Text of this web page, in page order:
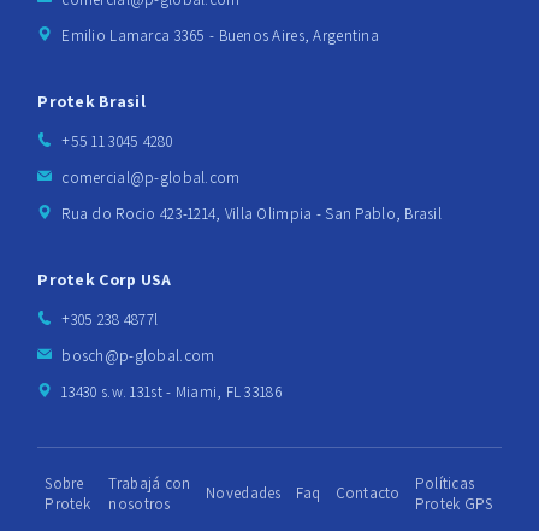
Emilio Lamarca 3365 - Buenos Aires, Argentina
Protek Brasil
+55 11 3045 4280
comercial@p-global.com
Rua do Rocio 423-1214, Villa Olimpia - San Pablo, Brasil
Protek Corp USA
+305 238 4877l
bosch@p-global.com
13430 s.w. 131st - Miami, FL 33186
Sobre
Protek
Trabajá con
nosotros
Novedades Faq Contacto
Políticas
Protek GPS